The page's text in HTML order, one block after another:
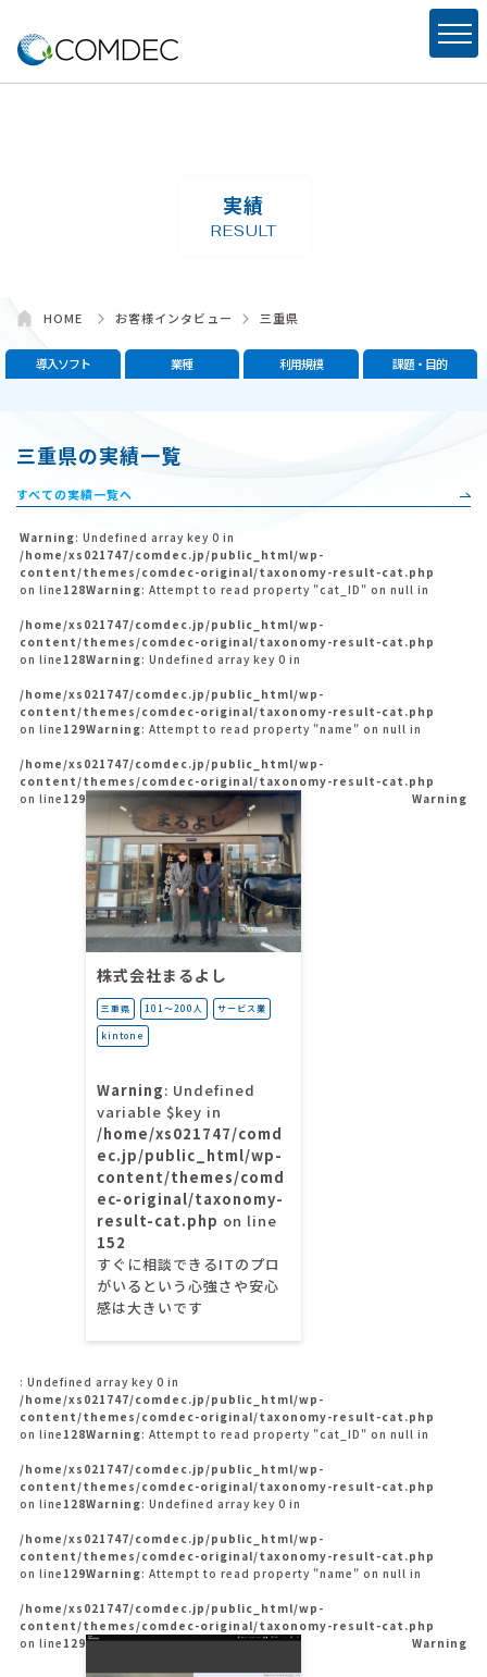
/home/xs021747/comdec.jp/public_html/wp-content/themes/comdec-
original/taxonomy-result-cat.php
実績
RESULT
HOME お客様インタビュー 三重県
導入ソフト 業種 利用規模 課題・目的
三重県の実績一覧
すべての実績一覧へ
Warning: Undefined array key 0 in
/home/xs021747/comdec.jp/public_html/wp-
content/themes/comdec-original/taxonomy-result-cat.php
on line 128Warning: Attempt to read property "cat_ID" on null in
/home/xs021747/comdec.jp/public_html/wp-
content/themes/comdec-original/taxonomy-result-cat.php
on line 128Warning: Undefined array key 0 in
/home/xs021747/comdec.jp/public_html/wp-
content/themes/comdec-original/taxonomy-result-cat.php
on line 129Warning: Attempt to read property "name" on null in
/home/xs021747/comdec.jp/public_html/wp-
content/themes/comdec-original/taxonomy-result-cat.php
on line 129
株式会社まるよし
三重県 101〜200人 サービス業
kintone
Warning: Undefined
variable $key in
/home/xs021747/comd
ec.jp/public_html/wp-
content/themes/comd
ec-original/taxonomy-
result-cat.php on line
152
すぐに相談できるITのプロ
がいるという心強さや安心
感は大きいです
Warning
: Undefined array key 0 in
/home/xs021747/comdec.jp/public_html/wp-
content/themes/comdec-original/taxonomy-result-cat.php
on line 128Warning: Attempt to read property "cat_ID" on null in
/home/xs021747/comdec.jp/public_html/wp-
content/themes/comdec-original/taxonomy-result-cat.php
on line 128Warning: Undefined array key 0 in
/home/xs021747/comdec.jp/public_html/wp-
content/themes/comdec-original/taxonomy-result-cat.php
on line 129Warning: Attempt to read property "name" on null in
/home/xs021747/comdec.jp/public_html/wp-
content/themes/comdec-original/taxonomy-result-cat.php
on line 129 Warning